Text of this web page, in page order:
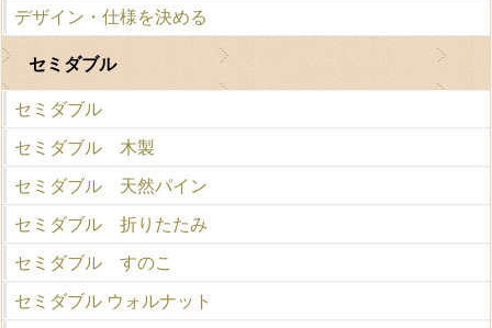
デザイン・仕様を決める
セミダブル
セミダブル
セミダブル 木製
セミダブル 天然パイン
セミダブル 折りたたみ
セミダブル すのこ
セミダブル ウォルナット